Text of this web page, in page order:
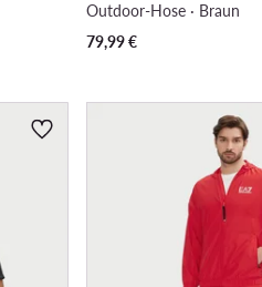
Outdoor-Hose · Braun
79,99€